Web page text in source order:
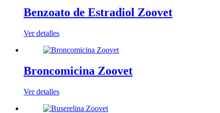
Benzoato de Estradiol Zoovet
Ver detalles
Broncomicina Zoovet
Ver detalles